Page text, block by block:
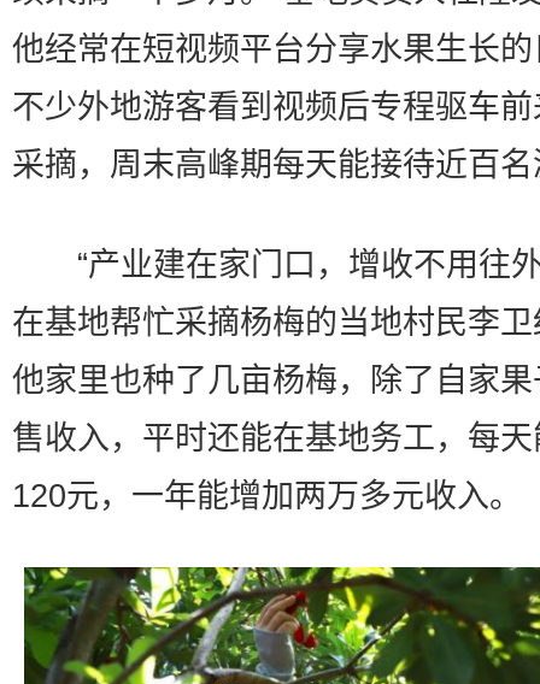
他经常在短视频平台分享水果生长
不少外地游客看到视频后专程驱车
采摘，周末高峰期每天能接待近百
“产业建在家门口，增收不用往外
在基地帮忙采摘杨梅的当地村民李
他家里也种了几亩杨梅，除了自家
售收入，平时还能在基地务工，每
120元，一年能增加两万多元收入。